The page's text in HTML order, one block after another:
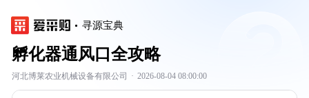
寻源宝典
孵化器通风口全攻略
河北博莱农业机械设备有限公司 · 2026-08-04 08:00:00